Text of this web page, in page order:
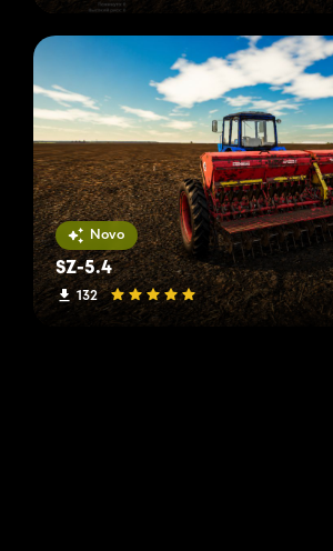
Novo
SZ-5.4
132